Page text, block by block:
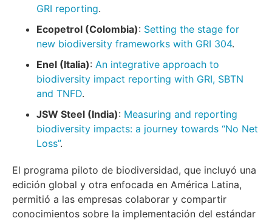
GRI reporting.
Ecopetrol (Colombia): Setting the stage for
new biodiversity frameworks with GRI 304.
Enel (Italia): An integrative approach to
biodiversity impact reporting with GRI, SBTN
and TNFD.
JSW Steel (India): Measuring and reporting
biodiversity impacts: a journey towards “No Net
Loss”.
El programa piloto de biodiversidad, que incluyó una
edición global y otra enfocada en América Latina,
permitió a las empresas colaborar y compartir
conocimientos sobre la implementación del estándar